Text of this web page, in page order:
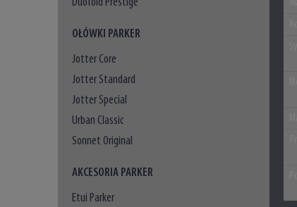
OŁÓWKI PARKER
Jotter Core
Jotter Standard
Jotter Special
Urban Classic
Sonnet Original
AKCESORIA PARKER
Etui Parker